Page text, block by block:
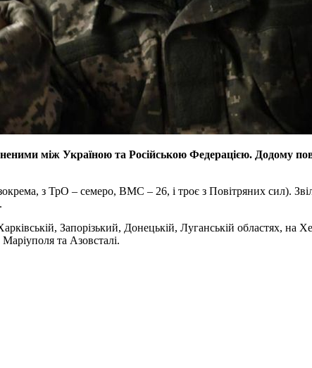
між Україною та Російською Федерацією. Додому
з ТрО – семеро, ВМС – 26, і троє з Повітряних сил).
.
Запорізький, Донецькій, Луганській областях,
та Азовсталі.